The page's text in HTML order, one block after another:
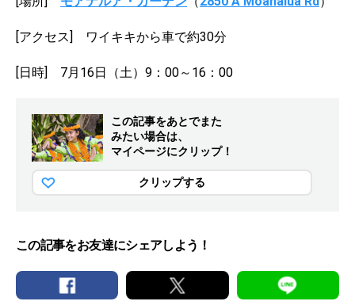
[アクセス] ワイキキから車で約30分
[日時] 7月16日（土）9：00～16：00
この記事をあとでまた
みたい場合は、
マイページにクリップ！
クリップする
この記事をお友達にシェアしよう！